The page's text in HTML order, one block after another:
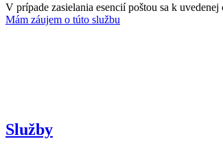
V prípade zasielania esencií poštou sa k
Mám záujem o túto službu
Služby